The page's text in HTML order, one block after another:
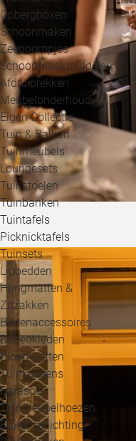
Opbergboxen
Schoonmaken
Zeeppompjes
Schoonmaakmiddelen
Afdruiprekken
Meubelonderhoud
Eigen Collectie
Tuin & Balkon
Tuinmeubels
Loungesets
Tuinstoelen
Tuinbanken
Tuintafels
Picknicktafels
Tuinsets
Ligbedden
Hangmatten &
Zitzakken
Buitenaccessoires
Buitenkleden
Bloempotten
Tuinkussens
Parasols
Tuinmeubelhoezen
Buitenverlichting